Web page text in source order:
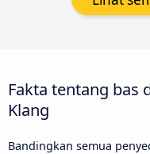
Fakta tentang bas
Klang
Bandingkan semua